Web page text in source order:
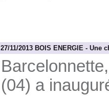
27/11/2013 BOIS ENERGIE -
(04) a